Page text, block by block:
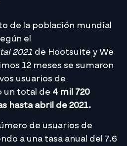
de la población mundial
el
2021 de Hootsuite y We
12 meses se sumaron
usuarios de
un total de 4 mil 720
hasta abril de 2021.
de usuarios de
a una tasa anual del 7.6